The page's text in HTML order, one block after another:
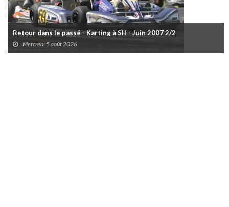
Retour dans le passé - Karting à SH - Juin 2007 2/2
Mercredi 5 août 2026